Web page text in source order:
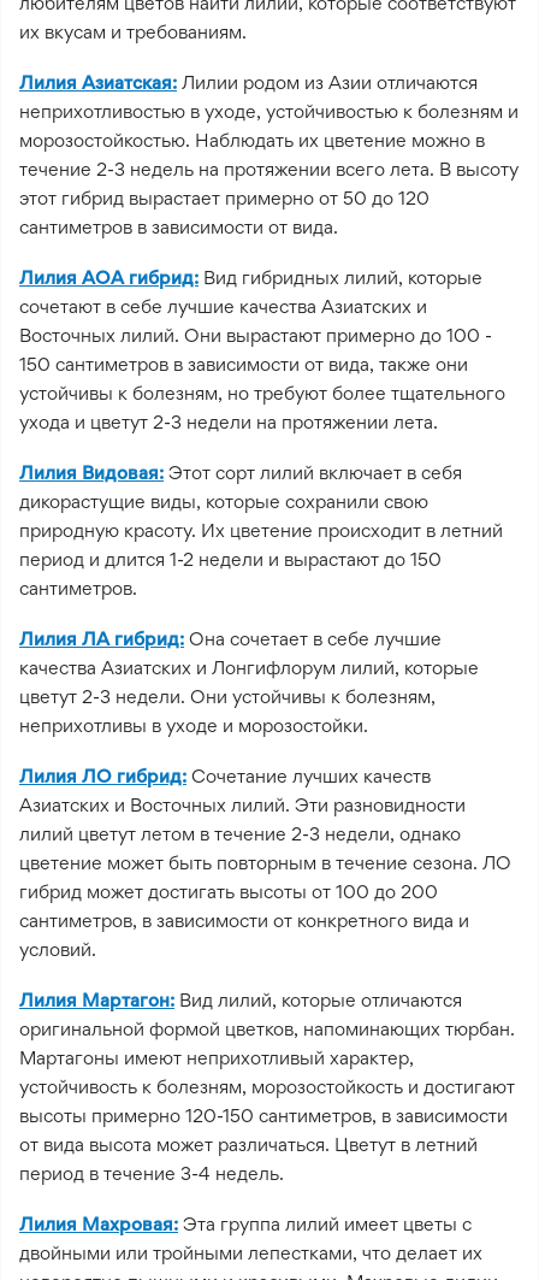
их вкусам и требованиям.
Лилия Азиатская: Лилии родом из Азии отличаются
неприхотливостью в уходе, устойчивостью к болезням и
морозостойкостью. Наблюдать их цветение можно в
течение 2-3 недель на протяжении всего лета. В высоту
этот гибрид вырастает примерно от 50 до 120
сантиметров в зависимости от вида.
Лилия АОА гибрид: Вид гибридных лилий, которые
сочетают в себе лучшие качества Азиатских и
Восточных лилий. Они вырастают примерно до 100 -
150 сантиметров в зависимости от вида, также они
устойчивы к болезням, но требуют более тщательного
ухода и цветут 2-3 недели на протяжении лета.
Лилия Видовая: Этот сорт лилий включает в себя
дикорастущие виды, которые сохранили свою
природную красоту. Их цветение происходит в летний
период и длится 1-2 недели и вырастают до 150
сантиметров.
Лилия ЛА гибрид: Она сочетает в себе лучшие
качества Азиатских и Лонгифлорум лилий, которые
цветут 2-3 недели. Они устойчивы к болезням,
неприхотливы в уходе и морозостойки.
Лилия ЛО гибрид: Сочетание лучших качеств
Азиатских и Восточных лилий. Эти разновидности
лилий цветут летом в течение 2-3 недели, однако
цветение может быть повторным в течение сезона. ЛО
гибрид может достигать высоты от 100 до 200
сантиметров, в зависимости от конкретного вида и
условий.
Лилия Мартагон: Вид лилий, которые отличаются
оригинальной формой цветков, напоминающих тюрбан.
Мартагоны имеют неприхотливый характер,
устойчивость к болезням, морозостойкость и достигают
высоты примерно 120-150 сантиметров, в зависимости
от вида высота может различаться. Цветут в летний
период в течение 3-4 недель.
Лилия Махровая: Эта группа лилий имеет цветы с
двойными или тройными лепестками, что делает их